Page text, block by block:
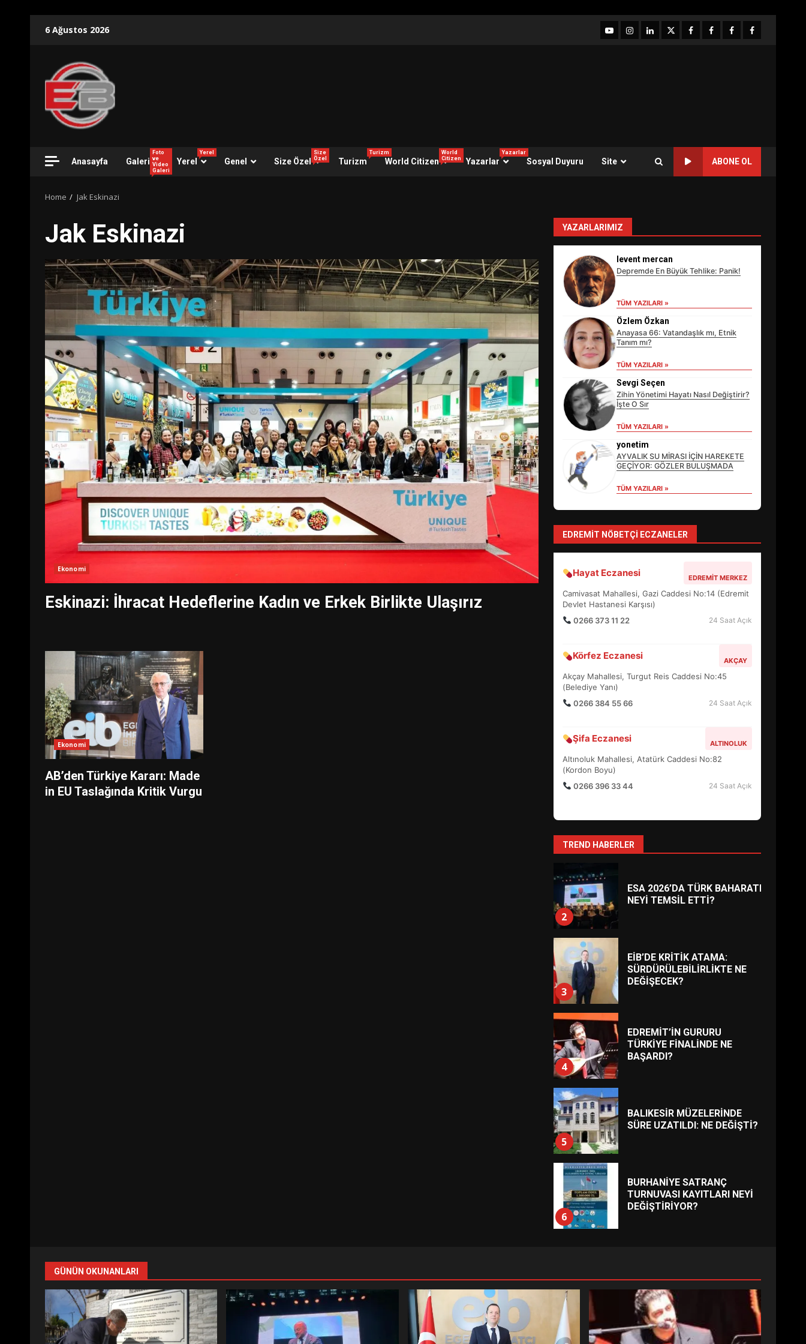
6 Ağustos 2026 YouTubeInstagram
LinkedIntwitterfacebook-Facebook-
Facebook-Facebook-
Anasayfa Galeri
Foto
ve
Video
Galeri
Yerel
Yerel
Genel Size Özel
Size
Özel
Turizm
Turizm
World Citizen
World
Citizen
Yazarlar
Yazarlar
Sosyal Duyuru Site ABONE OL
Home Jak Eskinazi
Jak Eskinazi
Ekonomi
Eskinazi: İhracat Hedeflerine Kadın ve Erkek Birlikte Ulaşırız
Ekonomi
AB’den Türkiye Kararı: Made
in EU Taslağında Kritik Vurgu
YAZARLARIMIZ
levent mercan
Depremde En Büyük Tehlike: Panik!
TÜM YAZILARI »
Özlem Özkan
Anayasa 66: Vatandaşlık mı, Etnik
Tanım mı?
TÜM YAZILARI »
Sevgi Seçen
Zihin Yönetimi Hayatı Nasıl Değiştirir?
İşte O Sır
TÜM YAZILARI »
yonetim
AYVALIK SU MİRASI İÇİN HAREKETE
GEÇİYOR: GÖZLER BULUŞMADA
TÜM YAZILARI »
EDREMIT NÖBETÇI ECZANELER
Hayat Eczanesi EDREMIT MERKEZ
Camivasat Mahallesi, Gazi Caddesi No:14 (Edremit
Devlet Hastanesi Karşısı)
0266 373 11 22
24 Saat Açık
Körfez Eczanesi AKÇAY
Akçay Mahallesi, Turgut Reis Caddesi No:45
(Belediye Yanı)
0266 384 55 66
24 Saat Açık
Şifa Eczanesi ALTINOLUK
Altınoluk Mahallesi, Atatürk Caddesi No:82
(Kordon Boyu)
0266 396 33 44
24 Saat Açık
TREND HABERLER
EİB’DE KRİTİK ATAMA:
SÜRDÜRÜLEBİLİRLİKTE NE
DEĞİŞECEK?
4
BAŞARDI?
5
BALIKESİR MÜZELERİNDE
SÜRE UZATILDI: NE DEĞİŞTİ?
6
BURHANİYE SATRANÇ
DEĞİŞTİRİYOR?
7
BURHANİYE
BELEDİYESPOR’DA YENİ
YÖNETİM NASIL ŞEKİLLENDİ?
1
HAREKETE GEÇİYOR: GÖZLER
2
ESA 2026’DA TÜRK BAHARATI
NEYİ TEMSİL ETTİ?
3
EİB’DE KRİTİK ATAMA:
SÜRDÜRÜLEBİLİRLİKTE NE
DEĞİŞECEK?
4
EDREMİT’İN GURURU
TÜRKİYE FİNALİNDE NE
BAŞARDI?
5
BALIKESİR MÜZELERİNDE
SÜRE UZATILDI: NE DEĞİŞTİ?
6
BURHANİYE SATRANÇ
TURNUVASI KAYITLARI NEYİ
DEĞİŞTİRİYOR?
7
YÖNETİM NASIL ŞEKİLLENDİ?
AYVALIK SU MİRASI İÇİN
GÜNÜN OKUNANLARI